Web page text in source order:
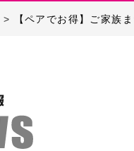
【ペアでお得】ご家族